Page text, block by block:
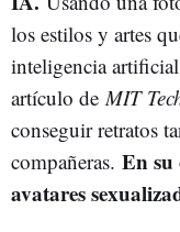
los estilos y artes
inteligencia
artículo deMIT
conseguir retratos
compañeras. En su
avatares